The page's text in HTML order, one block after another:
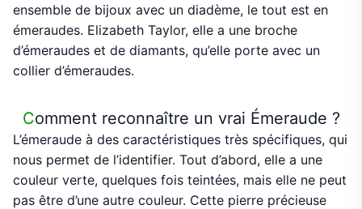
ensemble de bijoux avec un diadème, le tout est en
émeraudes. Elizabeth Taylor, elle a une broche
d’émeraudes et de diamants, qu’elle porte avec un
collier d’émeraudes.
Comment reconnaître un vrai Émeraude ?
L’émeraude à des caractéristiques très spécifiques, qui
nous permet de l’identifier. Tout d’abord, elle a une
couleur verte, quelques fois teintées, mais elle ne peut
pas être d’une autre couleur. Cette pierre précieuse